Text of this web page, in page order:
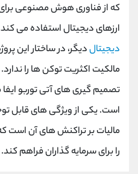
که از فناوری هوش مصنوعی
ارزهای دیجیتال استفاده می
دیجیتالدیگر، در ساختار این
مالکیت اکثریت توکن ها را
تصمیم گیری های آتی توربو
است. یکی از ویژگی های قابل
مالیات بر تراکنش های آن است
را برای سرمایه گذاران فراهم کند.